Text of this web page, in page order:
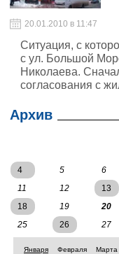
20.01.2010 в 11:47
Ситуация, с
с ул. Большой
Николаева.
согласования с
жильцами,
обращаться за
Архив
4
5 6
11
12 13
18
19 20
25
26 27
Января Февраля Марта